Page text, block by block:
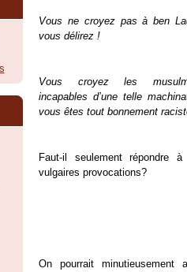
Vous ne croyez pas à ben
vous délirez !
Vous croyez les
incapables d’une telle
vous êtes tout bonnement
Faut-il seulement répondre à
vulgaires provocations?
On pourrait